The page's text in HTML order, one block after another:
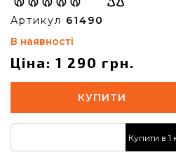
Артикул 61490
В наявності
Ціна: 1 290 грн.
КУПИТИ
Купити в 1